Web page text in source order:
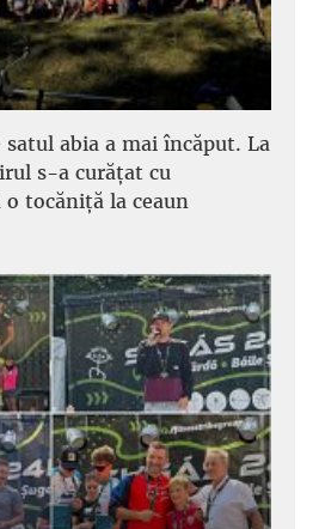
abia a mai încăput. La
s-a curățat cu
o tocăniță la ceaun